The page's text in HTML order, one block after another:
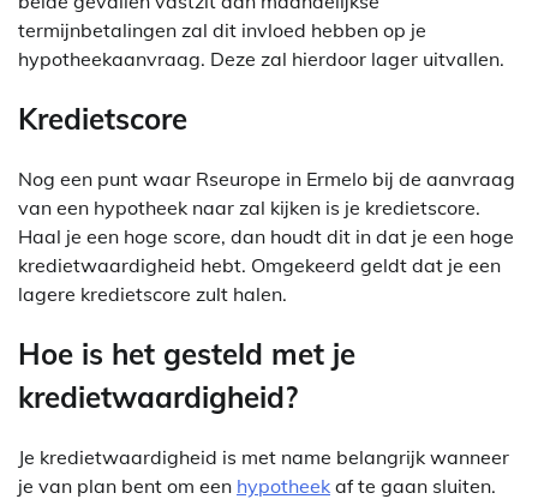
termijnbetalingen zal dit invloed hebben op je
hypotheekaanvraag. Deze zal hierdoor lager uitvallen.
Kredietscore
Nog een punt waar Rseurope in Ermelo bij de aanvraag
van een hypotheek naar zal kijken is je kredietscore.
Haal je een hoge score, dan houdt dit in dat je een hoge
kredietwaardigheid hebt. Omgekeerd geldt dat je een
lagere kredietscore zult halen.
Hoe is het gesteld met je
kredietwaardigheid?
Je kredietwaardigheid is met name belangrijk wanneer
je van plan bent om een hypotheek af te gaan sluiten.